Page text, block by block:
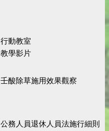
行動教室
教學影片
壬酸除草施用效果觀察
公務人員退休人員法施行細則